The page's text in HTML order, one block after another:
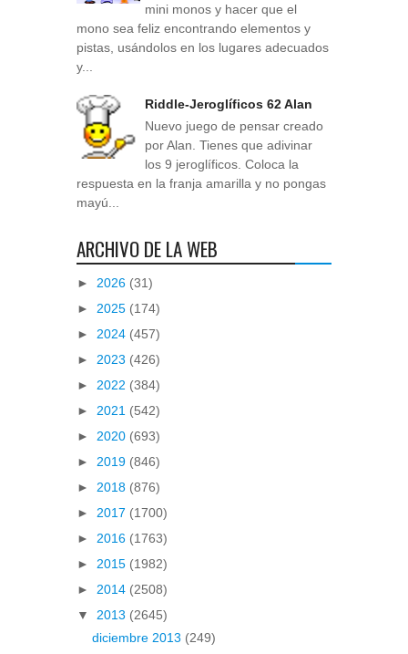
mini monos y hacer que el
mono sea feliz encontrando elementos y
pistas, usándolos en los lugares adecuados
y...
Riddle-Jeroglíficos 62 Alan
Nuevo juego de pensar creado
por Alan. Tienes que adivinar
los 9 jeroglíficos. Coloca la
respuesta en la franja amarilla y no pongas
mayú...
ARCHIVO DE LA WEB
► 2026 (31)
► 2025 (174)
► 2024 (457)
► 2023 (426)
► 2022 (384)
► 2021 (542)
► 2020 (693)
► 2019 (846)
► 2018 (876)
► 2017 (1700)
► 2016 (1763)
► 2015 (1982)
► 2014 (2508)
▼ 2013 (2645)
diciembre 2013 (249)